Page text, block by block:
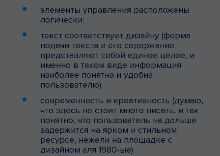
элементы управления расположены
логически;
текст соответствует дизайну (форма
подачи текста и его содержание
представляют собой единое целое, и
именно в таком виде информация
наиболее понятна и удобна
пользователю);
современность и креативность (думаю,
что здесь не стоит много писать, и так
понятно, что пользователь на дольше
задержится на ярком и стильном
ресурсе, нежели на площадке с
дизайном аля 1980-ые).